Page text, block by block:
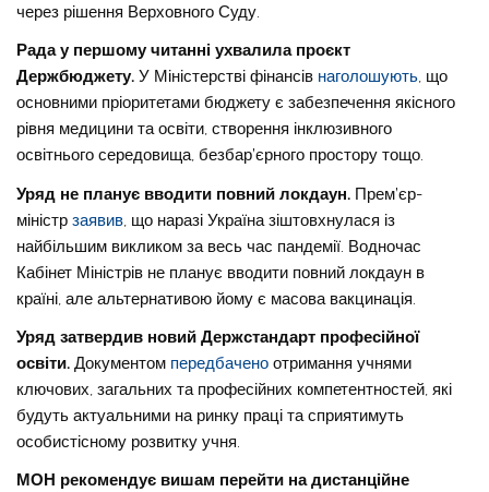
через рішення Верховного Суду.
Рада у першому читанні ухвалила проєкт
Держбюджету. У Міністерстві фінансів наголошують, що
основними пріоритетами бюджету є забезпечення якісного
рівня медицини та освіти, створення інклюзивного
освітнього середовища, безбар’єрного простору тощо.
Уряд не планує вводити повний локдаун. Прем’єр-
міністрзаявив, що наразі Україна зіштовхнулася із
найбільшим викликом за весь час пандемії. Водночас
Кабінет Міністрів не планує вводити повний локдаун в
країні, але альтернативою йому є масова вакцинація.
Уряд затвердив новий Держстандарт професійної
освіти. Документом передбачено отримання учнями
ключових, загальних та професійних компетентностей, які
будуть актуальними на ринку праці та сприятимуть
особистісному розвитку учня.
МОН рекомендує вишам перейти на дистанційне